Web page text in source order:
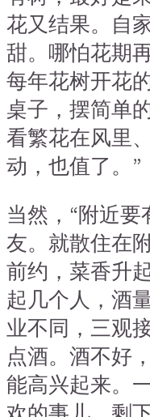
花又结果。自
甜。哪怕花期
每年花树开花
桌子，摆简单
看繁花在风里
动，也值了。”
当然，“附近
友。就散住在
前约，菜香升
起几个人，酒
业不同，三观
点酒。酒不好
能高兴起来。